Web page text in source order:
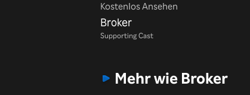
Kostenlos Ansehen
Broker
Supporting Cast
Mehr wie Broker